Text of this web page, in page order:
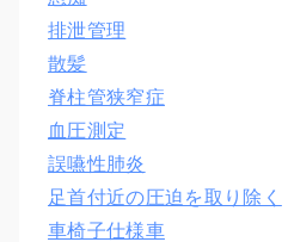
排泄管理
散髪
脊柱管狭窄症
血圧測定
誤嚥性肺炎
足首付近の圧迫を取り除く
車椅子仕様車